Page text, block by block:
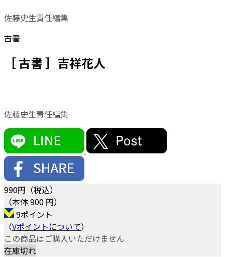
佐藤史生責任編集
古書
［ 古書 ］吉祥花人
佐藤史生責任編集
990円（税込）
（本体 900 円）
9ポイント
（Vポイントについて）
この商品はご購入いただけません
在庫切れ